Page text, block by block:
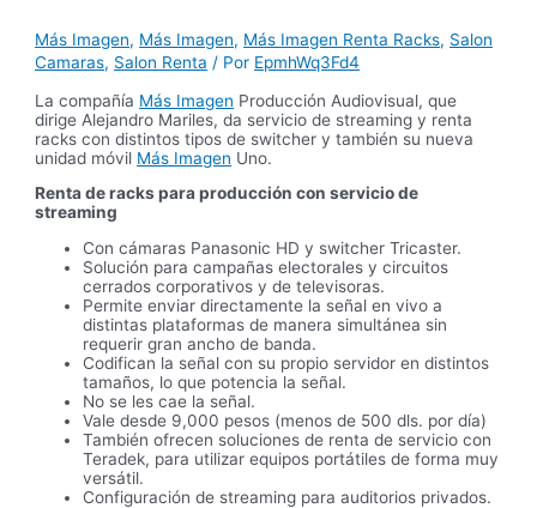
Más Imagen, Más Imagen, Más Imagen Renta Racks, Salon
Camaras, Salon Renta / Por EpmhWq3Fd4
La compañía Más Imagen Producción Audiovisual, que
dirige Alejandro Mariles, da servicio de streaming y renta
racks con distintos tipos de switcher y también su nueva
unidad móvil Más Imagen Uno.
Renta de racks para producción con servicio de
streaming
Con cámaras Panasonic HD y switcher Tricaster.
Solución para campañas electorales y circuitos
cerrados corporativos y de televisoras.
Permite enviar directamente la señal en vivo a
distintas plataformas de manera simultánea sin
requerir gran ancho de banda.
Codifican la señal con su propio servidor en distintos
tamaños, lo que potencia la señal.
No se les cae la señal.
Vale desde 9,000 pesos (menos de 500 dls. por día)
También ofrecen soluciones de renta de servicio con
Teradek, para utilizar equipos portátiles de forma muy
versátil.
Configuración de streaming para auditorios privados.